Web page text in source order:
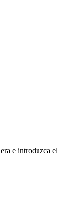
e introduzca el